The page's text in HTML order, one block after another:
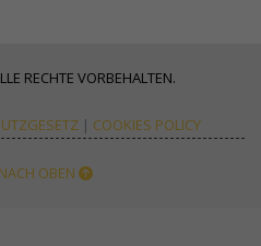
RECHTE VORBEHALTEN.
| COOKIES POLICY
OBEN